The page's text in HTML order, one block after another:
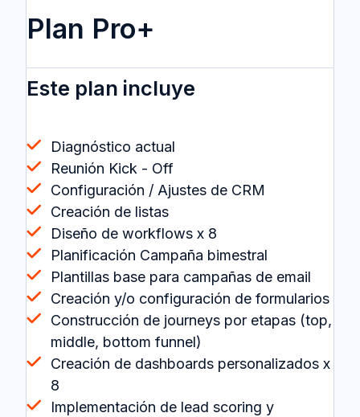
Plan Pro+
Este plan incluye
Diagnóstico actual
Reunión Kick - Off
Configuración / Ajustes de CRM
Creación de listas
Diseño de workflows x 8
Planificación Campaña bimestral
Plantillas base para campañas de email
Creación y/o configuración de formularios
Construcción de journeys por etapas (top,
middle, bottom funnel)
Creación de dashboards personalizados x
8
Implementación de lead scoring y